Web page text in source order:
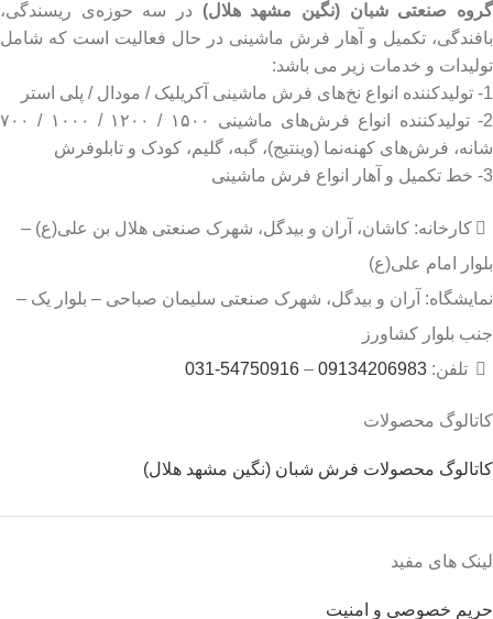
گروه صنعتی شبان (نگین مشهد هلال) در سه حوزه‌ی ریسندگی،
بافندگی، تکمیل و آهار فرش ماشینی در حال فعالیت است که شامل
تولیدات و خدمات زیر می باشد:
1- تولیدکننده انواع نخ‌های فرش ماشینی آکریلیک / مودال / پلی استر
2- تولیدکننده انواع فرش‌های ماشینی ۱۵۰۰ / ۱۲۰۰ / ۱۰۰۰ / ۷۰۰
شانه، فرش‌های کهنه‌نما (وینتیج)، گبه، گلیم، کودک و تابلوفرش
3- خط تکمیل و آهار انواع فرش ماشینی
کارخانه: کاشان، آران و بیدگل، شهرک صنعتی هلال بن علی(ع) –
بلوار امام علی(ع)
نمایشگاه: آران و بیدگل، شهرک صنعتی سلیمان صباحی – بلوار یک –
جنب بلوار کشاورز
تلفن: 09134206983
–
54750916-031
کاتالوگ محصولات
کاتالوگ محصولات فرش شبان (نگین مشهد هلال)
لینک های مفید
حریم خصوصی و امنیت